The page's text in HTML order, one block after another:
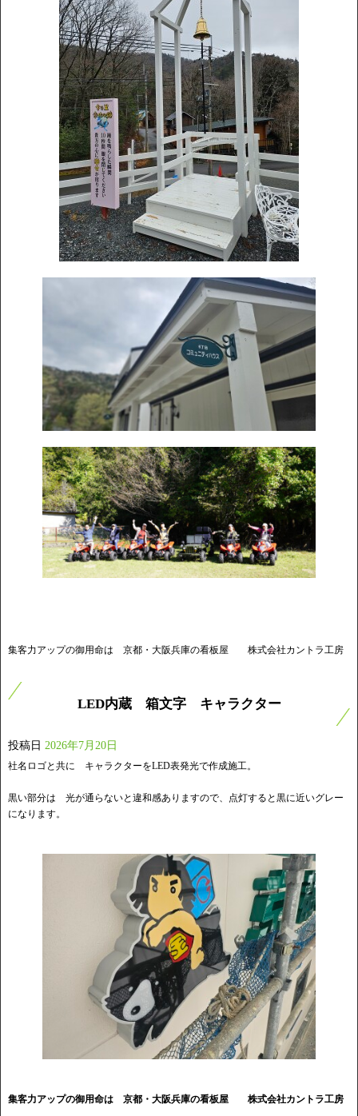
集客力アップの御用命は 京都・大阪兵庫の看板屋 株式会社カントラ工房
LED内蔵 箱文字 キャラクター
投稿日 2026年7月20日
社名ロゴと共に キャラクターをLED表発光で作成施工。
黒い部分は 光が通らないと違和感ありますので、点灯すると黒に近いグレー
になります。
集客力アップの御用命は 京都・大阪兵庫の看板屋 株式会社カントラ工房